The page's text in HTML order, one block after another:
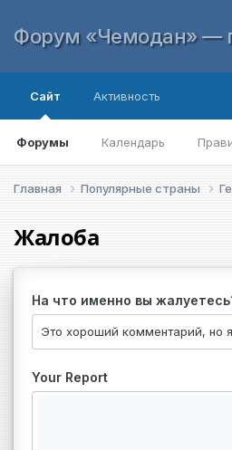
Форум «Чемодан» —
Сайт
Форумы Календарь
Активность
Главная Популярные страны
Жалоба
На что именно вы
Your Report